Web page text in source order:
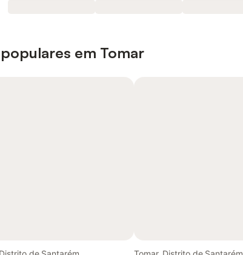
em Tomar